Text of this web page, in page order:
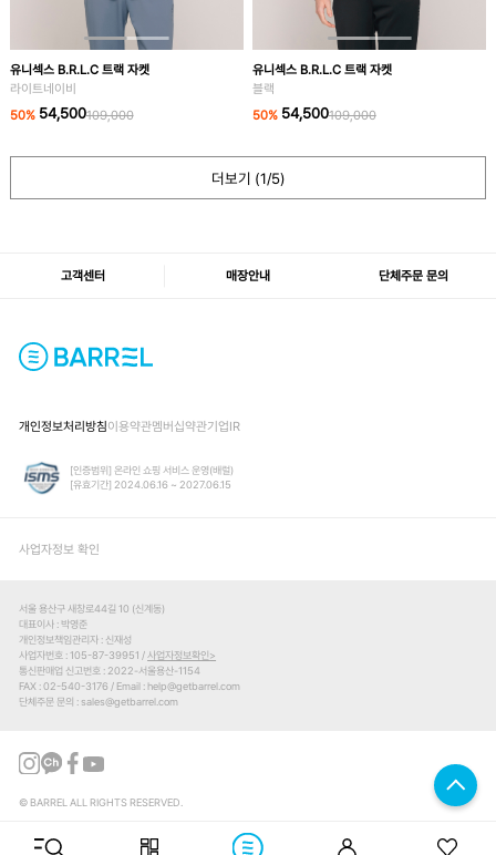
유니섹스 B.R.L.C 트랙 자켓
라이트네이비
50% 54,500109,000
유니섹스 B.R.L.C 트랙 자켓
블랙
50% 54,500109,000
더보기 (1/5)
고객센터 매장안내 단체주문 문의
개인정보처리방침이용약관멤버십약관기업IR
[인증범위] 온라인 쇼핑 서비스 운영(배럴)
[유효기간] 2024.06.16 ~ 2027.06.15
사업자정보 확인
서울 용산구 새창로44길 10 (신계동)
대표이사
박영준
개인정보책임관리자
신재성
사업자번호
105-87-39951 /사업자정보확인
통신판매업 신고번호
2022-서울용산-1154
FAX 02-540-3176 Email help@getbarrel.com
단체주문 문의
sales@getbarrel.com
© BARREL ALL RIGHTS RESERVED.